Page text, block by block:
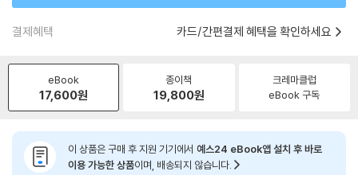
결제혜택 카드/간편결제 혜택을 확인하세요
eBook
17,600원
종이책
19,800원
크레마클럽
eBook 구독
이 상품은 구매 후 지원 기기에서 예스24 eBook앱 설치 후 바로
이용 가능한 상품이며, 배송되지 않습니다.